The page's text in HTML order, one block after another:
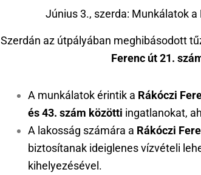
Június 3., szerda: Munkálatok a
Szerdán az útpályában meghibásodott
Ferenc út 21.
A munkálatok érintik a Rákóczi
és 43. szám közötti ingatlanokat,
A lakosság számára a Rákóczi
biztosítanak ideiglenes vízvételi
kihelyezésével.